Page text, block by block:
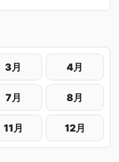
3月 4月
7月 8月
11月 12月